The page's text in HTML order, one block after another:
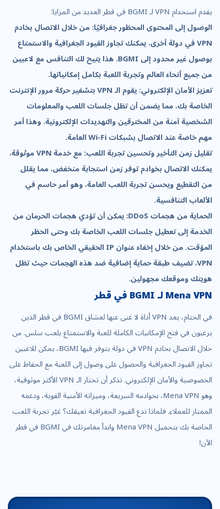
يقدم استخدام VPN لـ BGMI في قطر العديد من المزايا:
الوصول إلى المحتوى المحظور جغرافيًا: من خلال الاتصال بخادم
VPN في دولة أخرى، يمكنك تجاوز القيود الجغرافية والاستمتاع
بوصول غير محدود إلى BGMI. هذا يتيح لك التنافس مع لاعبين
من جميع أنحاء العالم وتجربة اللعبة بكامل إمكانياتها.
تعزيز الأمان الإلكتروني: يقوم الـ VPN بتشفير حركة مرور الإنترنت
الخاصة بك، مما يضمن أن تظل جلسات اللعب والمعلومات
الشخصية آمنة من المخترقين والتهديدات الإلكترونية. وهذا أمر
مهم خاصة عند الاتصال بشبكات Wi-Fi العامة.
تقليل زمن التأخير وتحسين تجربة اللعب: مع خدمة VPN موثوقة،
يمكنك الاتصال بخوادم توفر زمن استجابة منخفض، مما يقلل
من التقطيع ويحسن تجربة اللعب العامة، وهو أمر حاسم في
الألعاب التنافسية.
الحماية من هجمات DDoS: يمكن أن تؤدي هجمات الحرمان من
الخدمة إلى تعطيل جلسات اللعب الخاصة بك وحتى الحظر
المؤقت. من خلال إخفاء عنوان IP الحقيقي الخاص بك باستخدام
VPN، تضيف طبقة حماية إضافية ضد هذه الهجمات حيث تظل
هويتك وموقعك مجهولين.
Mena VPN لـ BGMI في قطر
في الختام، يعد VPN أداة لا غنى عنها لعشاق BGMI في قطر الذين
يرغبون في فتح الإمكانيات الكاملة للعبة والاستمتاع بلعب سلس. من
خلال الاتصال بخادم VPN في دولة يتوفر فيها BGMI، يمكن للاعبين
تجاوز القيود الجغرافية والحصول على وصول إلى اللعبة مع الحفاظ على
الخصوصية والأمان الإلكتروني. تذكر أن تختار الـ VPN الأكثر موثوقية،
وهو Mena VPN، بخوادمه السريعة، وميزاته الأمنية القوية، ودعمه
الممتاز للعملاء. فلماذا تدع القيود الجغرافية تعيقك؟ غيّر تجربة اللعب
الخاصة بك بتحميل Mena VPN وابدأ مغامرتك في BGMI في قطر
الآن!